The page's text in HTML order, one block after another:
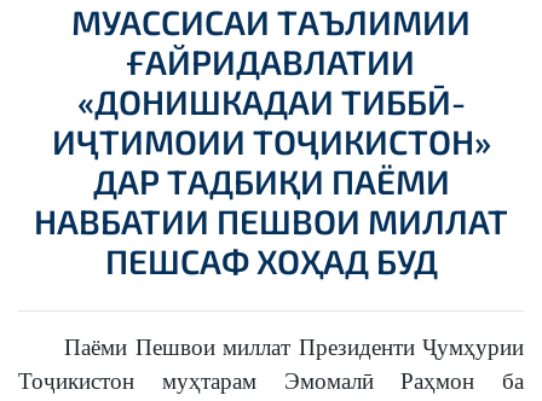
МУАССИСАИ ТАЪЛИМИИ
ҒАЙРИДАВЛАТИИ
«ДОНИШКАДАИ ТИББӢ-
ИҶТИМОИИ ТОҶИКИСТОН»
ДАР ТАДБИҚИ ПАЁМИ
НАВБАТИИ ПЕШВОИ МИЛЛАТ
ПЕШСАФ ХОҲАД БУД
Паёми Пешвои миллат Президенти Ҷумҳурии
Тоҷикистон муҳтарам Эмомалӣ Раҳмон ба